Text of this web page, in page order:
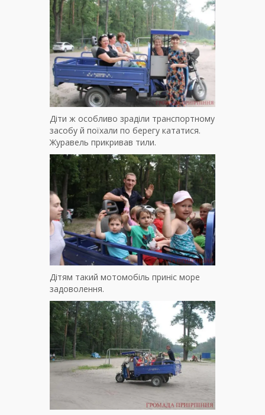
Діти ж особливо зраділи транспортному
засобу й поїхали по берегу кататися.
Журавель прикривав тили.
Дітям такий мотомобіль приніс море
задоволення.